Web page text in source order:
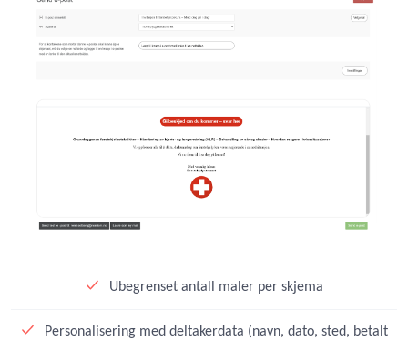
Ubegrenset antall maler per skjema
Personalisering med deltakerdata (navn, dato, sted, betalt